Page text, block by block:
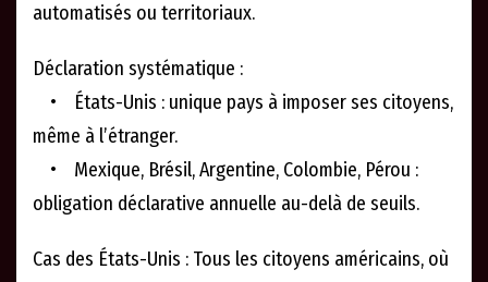
automatisés ou territoriaux.
Déclaration systématique :
• États-Unis : unique pays à imposer ses citoyens,
même à l’étranger.
• Mexique, Brésil, Argentine, Colombie, Pérou :
obligation déclarative annuelle au-delà de seuils.
Cas des États-Unis : Tous les citoyens américains, où